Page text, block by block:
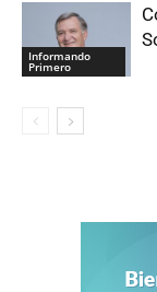
Informando
Primero